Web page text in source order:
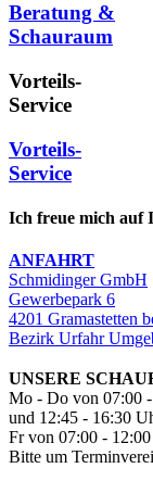
Beratung &
Schauraum
Vorteils-
Service
Vorteils-
Service
Ich freue mich auf
ANFAHRT
Schmidinger GmbH
Gewerbepark 6
4201 Gramastetten
Bezirk Urfahr
UNSERE
Mo - Do von 07:00
und 12:45 - 16:30
Fr von 07:00 -
Bitte um